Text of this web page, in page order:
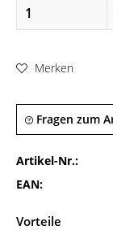
Merken
Fragen zum
Artikel-Nr.:
EAN:
Vorteile